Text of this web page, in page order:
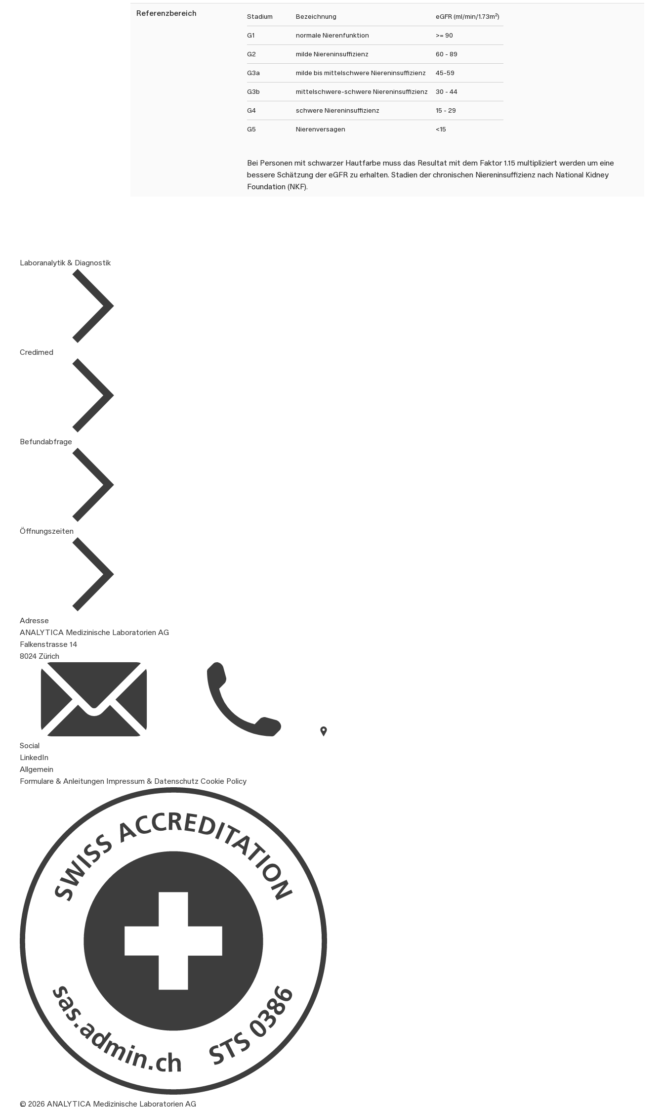
Referenzbereich Stadium Bezeichnung eGFR (ml/min/1.73m²)
G1 normale Nierenfunktion >= 90
G2 milde Niereninsuffizienz 60 - 89
G3a milde bis mittelschwere Niereninsuffizienz 45-59
G3b mittelschwere-schwere Niereninsuffizienz 30 - 44
G4 schwere Niereninsuffizienz 15 - 29
G5 Nierenversagen <15
Bei Personen mit schwarzer Hautfarbe muss das Resultat mit dem Faktor 1.15 multipliziert werden um eine
bessere Schätzung der eGFR zu erhalten. Stadien der chronischen Niereninsuffizienz nach National Kidney
Foundation (NKF).
Laboranalytik & Diagnostik
Credimed
Befundabfrage
Öffnungszeiten
Adresse
ANALYTICA Medizinische Laboratorien AG
Falkenstrasse 14
8024 Zürich
Social
LinkedIn
Allgemein
Formulare & Anleitungen Impressum & Datenschutz Cookie Policy
© 2026 ANALYTICA Medizinische Laboratorien AG